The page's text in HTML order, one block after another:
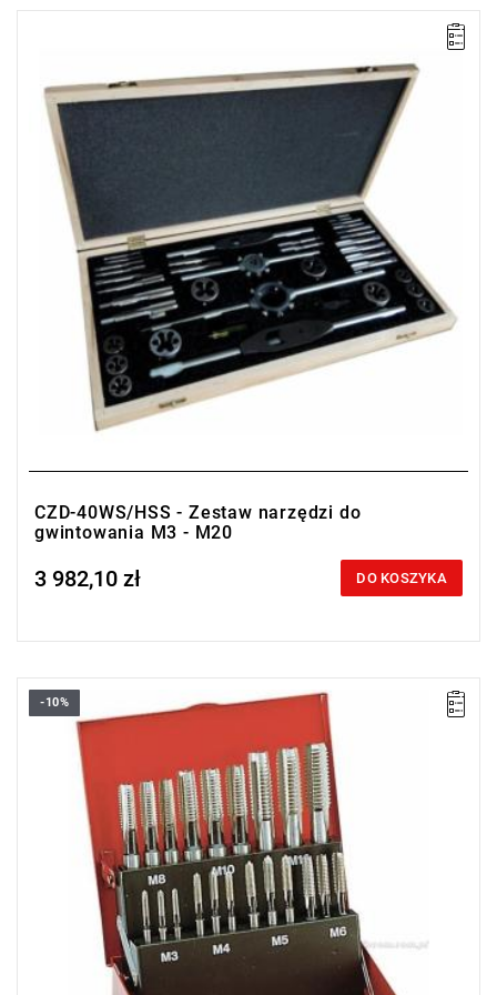
- gwintowniki ręczne 2-sztukowe M3, M4, M5, M6, M8, M10,
M12, M14, M16, M20
- narzynki Ø 25x9: M3, M4, M5, M6, M8, M10,
- narzynki Ø 38x14: M12, M14, M16, M20
- pokrętło do gwintowników PBPc nr.2 (2,5 - 9 mm), nr.3 (4,9 - 14
mm)
- oprawka do narzynek Ø 25x9, Ø 38x14
- wkrętak 4x90 mm
CZD-40WS/HSS - Zestaw narzędzi do
gwintowania M3 - M20
Price tax included
3 982,10 zł DO KOSZYKA
Zakres zestawu: M3 - M12
Ilość elementów: 21
Masa: 720 g
-10%